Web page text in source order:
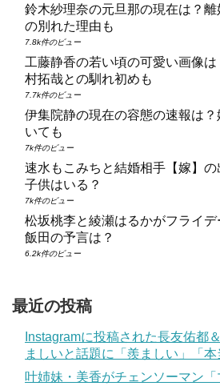
鈴木紗理奈の元旦那の現在は？
の別れた理由も
7.8k件のビュー
工藤静香の若い頃の可愛い画像
村拓哉との馴れ初めも
7.7k件のビュー
伊集院静の現在の容態の速報は
いても
7k件のビュー
速水もこみちと結婚相手【嫁】の
子供はいる？
7k件のビュー
松坂桃李と綾瀬はるかがフライ
飯田の予言は？
6.2k件のビュー
最近の投稿
Instagramに投稿された長友佑都
ましいと話題に「羨ましい」「本
叶姉妹・美香がチェンソーマン